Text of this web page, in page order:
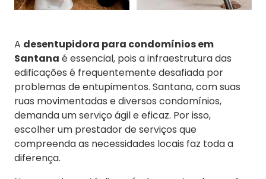
A desentupidora para condomínios em
Santana é essencial, pois a infraestrutura das
edificações é frequentemente desafiada por
problemas de entupimentos. Santana, com suas
ruas movimentadas e diversos condomínios,
demanda um serviço ágil e eficaz. Por isso,
escolher um prestador de serviços que
compreenda as necessidades locais faz toda a
diferença.